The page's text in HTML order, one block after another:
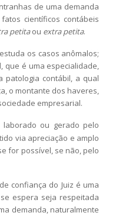
de uma demanda
científicos contábeis
petitaou extra petita.
os casos anômalos;
que é uma especialidade,
patologia contábil, a qual
o montante dos haveres,
empresarial.
ou gerado pelo
via apreciação e amplo
for possível, se não, pelo
confiança do Juiz é uma
espera seja respeitada
demanda, naturalmente